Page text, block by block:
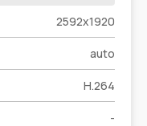
2592x1920
auto
H.264
-